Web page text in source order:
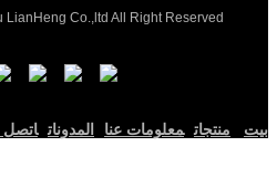
Co.,ltd All Right Reserved
بيت منتجات معلومات عنا المدونات اتصل